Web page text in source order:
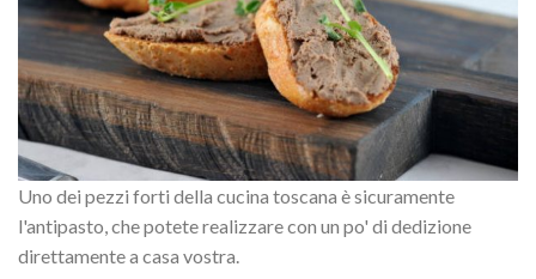
Uno dei pezzi forti della cucina toscana è sicuramente
l'antipasto, che potete realizzare con un po' di dedizione
direttamente a casa vostra.